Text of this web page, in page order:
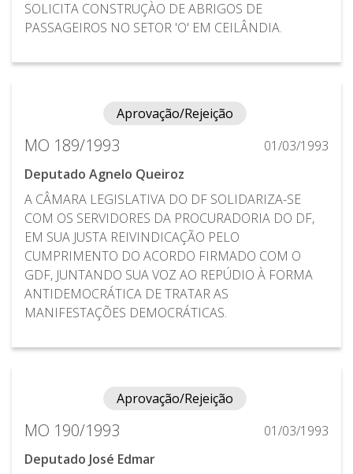
SOLICITA CONSTRUÇÀO DE ABRIGOS DE
PASSAGEIROS NO SETOR 'O' EM CEILÂNDIA.
Aprovação/Rejeição
MO 189/1993
01/03/1993
Deputado Agnelo Queiroz
A CÂMARA LEGISLATIVA DO DF SOLIDARIZA-SE
COM OS SERVIDORES DA PROCURADORIA DO DF,
EM SUA JUSTA REIVINDICAÇÃO PELO
CUMPRIMENTO DO ACORDO FIRMADO COM O
GDF, JUNTANDO SUA VOZ AO REPÚDIO À FORMA
ANTIDEMOCRÁTICA DE TRATAR AS
MANIFESTAÇÕES DEMOCRÁTICAS.
Aprovação/Rejeição
MO 190/1993
01/03/1993
Deputado José Edmar